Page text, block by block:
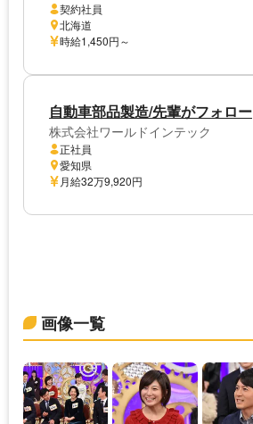
契約社員
北海道
時給1,450円～
自動車部品製造/先輩がフォロー
株式会社ワールドインテック
正社員
愛知県
月給32万9,920円
画像一覧